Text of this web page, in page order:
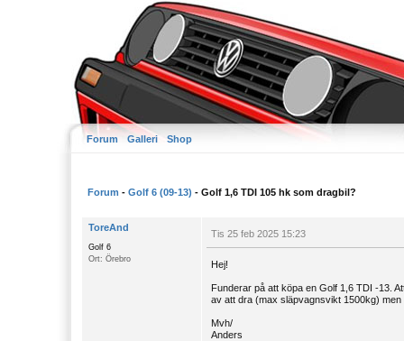
Forum Galleri Shop
Forum - Golf 6 (09-13) - Golf 1,6 TDI 105 hk som dragbil?
ToreAnd
Golf 6
Ort: Örebro
Tis 25 feb 2025 15:23
Hej!
Funderar på att köpa en Golf 1,6 TDI -13.
av att dra (max släpvagnsvikt 1500kg)
Mvh/
Anders